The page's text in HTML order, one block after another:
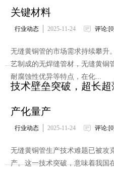
关键材料
行业动态 2025-11-24 评论
无缝黄铜管的市场需求持续攀升
艺制成的无焊缝管材，无缝黄铜
耐腐蚀性优异等特点，在化...
技术壁垒突破，超长
产化量产
行业动态 2025-11-24 评论
无缝黄铜管生产技术难题已被攻
产。这一技术突破，意味着我国